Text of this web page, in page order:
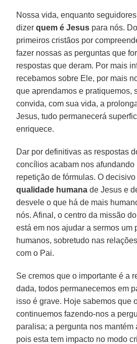
Nossa vida, enquanto
dizerquem é Jesus para nós.
primeiros cristãos por
fazer nossas as perguntas que
respostas que deram. Por mais
recebamos sobre Ele, por mais
que aprendamos e pratiquemos,
convida, com sua vida, a
Jesus, tudo permanecerá
enriquece.
Dar por definitivas as respostas
concílios acabam nos afundando
repetição de fórmulas. O
qualidade humana de Jesus e
desvele o que há de mais
nós. Afinal, o centro da missão
está em nos ajudar a sermos um
humanos, sobretudo nas
com o Pai.
Se cremos que o importante é a
dada, todos permanecemos em
isso é grave. Hoje sabemos que
continuemos fazendo-nos a
paralisa; a pergunta nos mantém
pois esta tem impacto no modo